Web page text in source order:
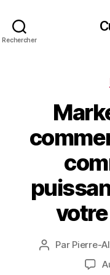
Rechercher
Auteur
Par Pierre-